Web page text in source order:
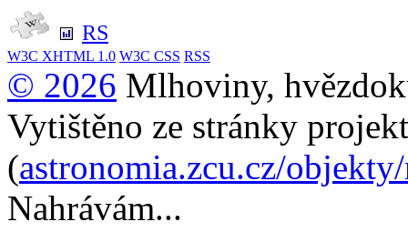
RS
W3C XHTML 1.0 W3C CSS RSS
© 2026 Mlhoviny,
Vytištěno ze stránky
(astronomia.zcu.cz/
Nahrávám...